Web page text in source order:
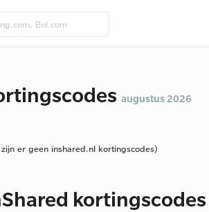
augustus 2026
er geen inshared.nl kortingscodes)
kortingscodes